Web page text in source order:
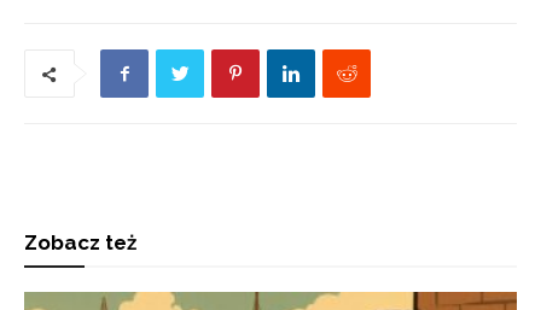
Zobacz też